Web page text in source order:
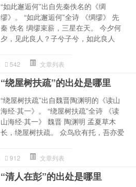
“如此邂逅何”出自先秦佚名的《绸
缪》。 “如此邂逅何”全诗 《绸缪》 先
秦 佚名 绸缪束薪，三星在天。 今夕何
夕，见此良人？子兮子兮，如此良人
542 文章列表
“绕屋树扶疏”的出处是哪里
“绕屋树扶疏”出自魏晋陶渊明的《读山
海经·其一》。 “绕屋树扶疏”全诗 《读
山海经·其一》 魏晋 陶渊明 孟夏草木
长，绕屋树扶疏。 众鸟欣有托，吾亦爱
912 文章列表
“清人在彭”的出处是哪里